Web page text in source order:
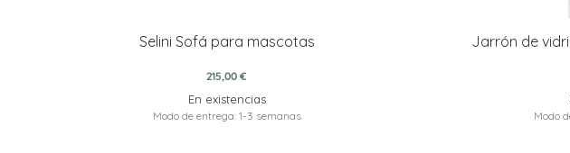
Selini Sofá para mascotas
215,00 €
En existencias
Modo de entrega: 1-3 semanas
Jarrón de
Modo